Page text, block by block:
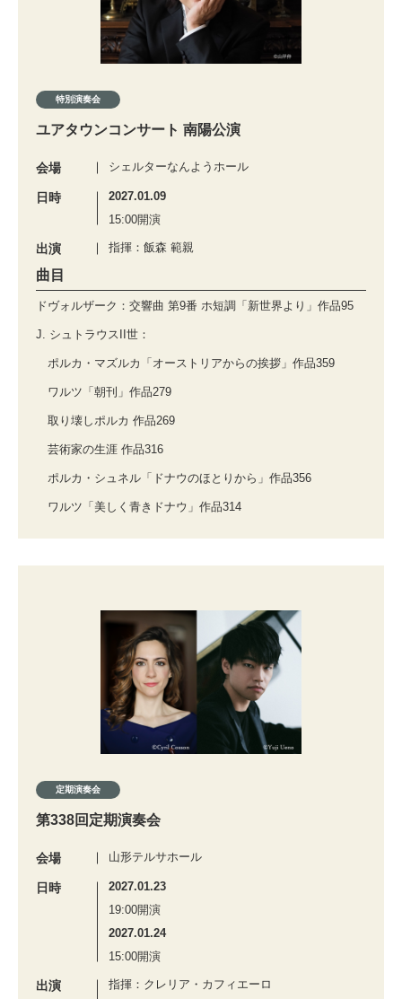
特別演奏会
ユアタウンコンサート 南陽公演
会場 シェルターなんようホール
日時
2027.01.09
15:00開演
出演 指揮：飯森 範親
曲目
ドヴォルザーク：交響曲 第9番 ホ短調「新世界より」作品95
J. シュトラウスII世：
ポルカ・マズルカ「オーストリアからの挨拶」作品359
ワルツ「朝刊」作品279
取り壊しポルカ 作品269
芸術家の生涯 作品316
ポルカ・シュネル「ドナウのほとりから」作品356
ワルツ「美しく青きドナウ」作品314
定期演奏会
第338回定期演奏会
会場 山形テルサホール
日時
2027.01.23
19:00開演
2027.01.24
15:00開演
出演
指揮：クレリア・カフィエーロ